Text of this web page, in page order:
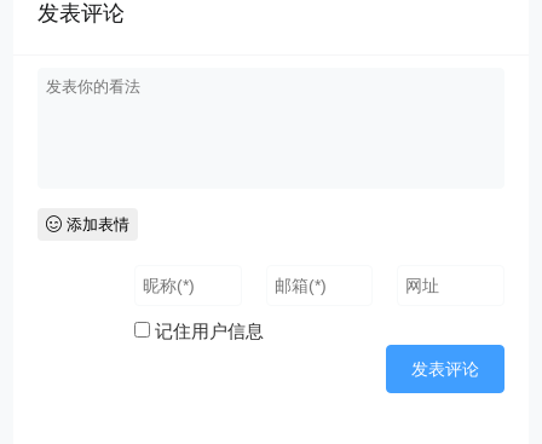
发表评论
添加表情
记住用户信息